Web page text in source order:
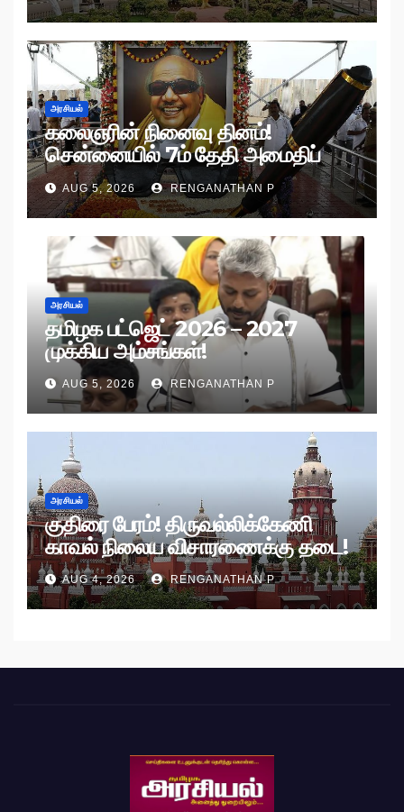
அரசியல்
கலைஞரின் நினைவு தினம்!
சென்னையில் 7ம் தேதி அமைதிப்
பேரணி!
AUG 5, 2026 RENGANATHAN P
அரசியல்
தமிழக பட்ஜெட் 2026 – 2027
முக்கிய அம்சங்கள்!
AUG 5, 2026 RENGANATHAN P
அரசியல்
குதிரை பேரம்! திருவல்லிக்கேணி
காவல் நிலைய விசாரணைக்கு தடை!
AUG 4, 2026 RENGANATHAN P